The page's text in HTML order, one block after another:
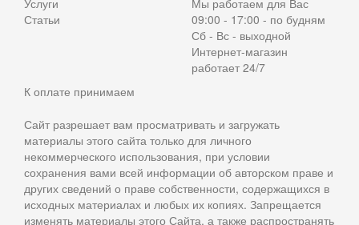
Услуги
Статьи
Мы работаем для Вас
09:00 - 17:00 - по будням
Сб - Вс - выходной
Интернет-магазин
работает 24/7
К оплате принимаем
Сайт разрешает вам просматривать и загружать
материалы этого сайта только для личного
некоммерческого использования, при условии
сохранения вами всей информации об авторском праве и
других сведений о праве собственности, содержащихся в
исходных материалах и любых их копиях. Запрещается
изменять материалы этого Сайта, а также распространять